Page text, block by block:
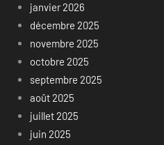
janvier 2026
décembre 2025
novembre 2025
octobre 2025
septembre 2025
août 2025
juillet 2025
juin 2025